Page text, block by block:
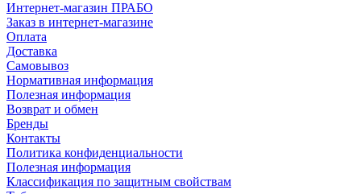
Интернет-магазин ПРАБО
Заказ в интернет-магазине
Оплата
Доставка
Самовывоз
Нормативная информация
Полезная информация
Возврат и обмен
Бренды
Контакты
Политика конфиденциальности
Полезная информация
Классификация по защитным свойствам